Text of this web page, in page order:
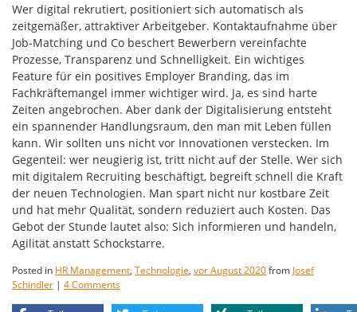
Wer digital rekrutiert, positioniert sich automatisch als
zeitgemäßer, attraktiver Arbeitgeber. Kontaktaufnahme über
Job-Matching und Co beschert Bewerbern vereinfachte
Prozesse, Transparenz und Schnelligkeit. Ein wichtiges
Feature für ein positives Employer Branding, das im
Fachkräftemangel immer wichtiger wird. Ja, es sind harte
Zeiten angebrochen. Aber dank der Digitalisierung entsteht
ein spannender Handlungsraum, den man mit Leben füllen
kann. Wir sollten uns nicht vor Innovationen verstecken. Im
Gegenteil: wer neugierig ist, tritt nicht auf der Stelle. Wer sich
mit digitalem Recruiting beschäftigt, begreift schnell die Kraft
der neuen Technologien. Man spart nicht nur kostbare Zeit
und hat mehr Qualität, sondern reduziert auch Kosten. Das
Gebot der Stunde lautet also: Sich informieren und handeln,
Agilität anstatt Schockstarre.
Posted in HR Management, Technologie, vor August 2020from Josef
Schindler | 4 Comments